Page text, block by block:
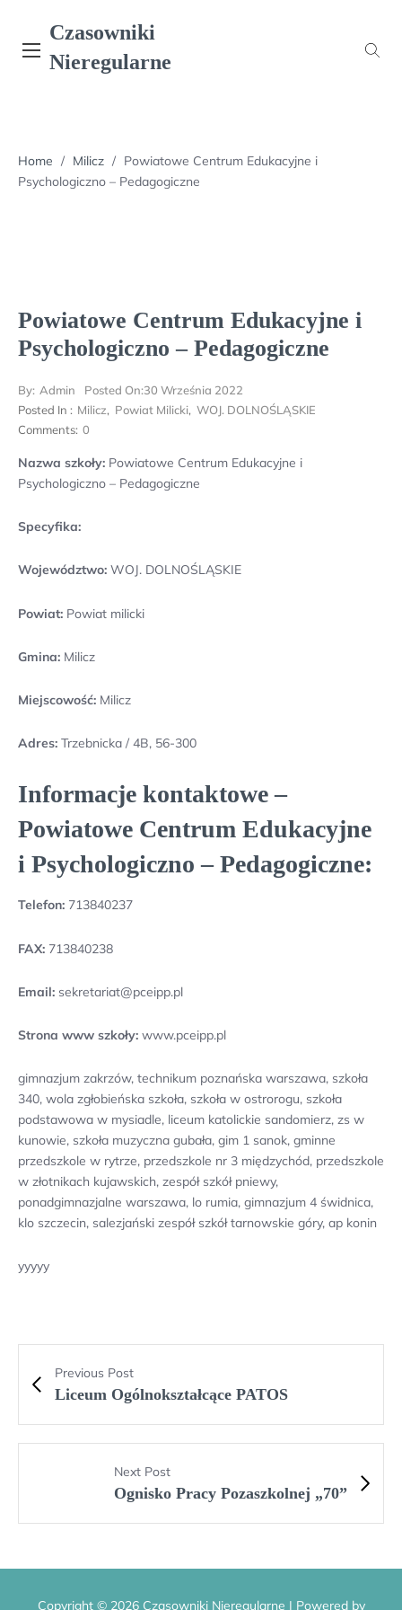
content
Czasowniki
Nieregularne
Home / Milicz / Powiatowe Centrum Edukacyjne i
Psychologiczno – Pedagogiczne
Powiatowe Centrum Edukacyjne i
Psychologiczno – Pedagogiczne
By: Admin Posted On:30 Września 2022
Posted In : Milicz, Powiat Milicki, WOJ. DOLNOŚLĄSKIE
Comments: 0
Nazwa szkoły: Powiatowe Centrum Edukacyjne i
Psychologiczno – Pedagogiczne
Specyfika:
Województwo: WOJ. DOLNOŚLĄSKIE
Powiat: Powiat milicki
Gmina: Milicz
Miejscowość: Milicz
Adres: Trzebnicka / 4B, 56-300
Informacje kontaktowe –
Powiatowe Centrum Edukacyjne
i Psychologiczno – Pedagogiczne:
Telefon: 713840237
FAX: 713840238
Email: sekretariat@pceipp.pl
Strona www szkoły: www.pceipp.pl
gimnazjum zakrzów, technikum poznańska warszawa, szkoła
340, wola zgłobieńska szkoła, szkoła w ostrorogu, szkoła
podstawowa w mysiadle, liceum katolickie sandomierz, zs w
kunowie, szkoła muzyczna gubała, gim 1 sanok, gminne
przedszkole w rytrze, przedszkole nr 3 międzychód, przedszkole
w złotnikach kujawskich, zespół szkół pniewy,
ponadgimnazjalne warszawa, lo rumia, gimnazjum 4 świdnica,
klo szczecin, salezjański zespół szkół tarnowskie góry, ap konin
yyyyy
Previous Post
Liceum Ogólnokształcące PATOS
Next Post
Ognisko Pracy Pozaszkolnej „70”
Copyright © 2026 Czasowniki Nieregularne | Powered by